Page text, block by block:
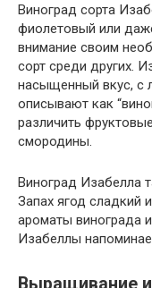
Виноград сорта
фиолетовый или
внимание своим
сорт среди других.
насыщенный вкус, с
описывают как
различить
смородины.
Виноград Изабелла
Запах ягод сладкий
ароматы винограда
Изабеллы
Выращивание